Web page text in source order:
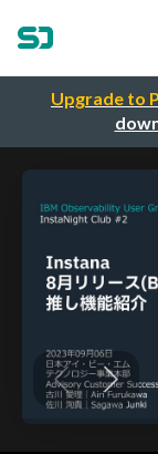
Upgrade to